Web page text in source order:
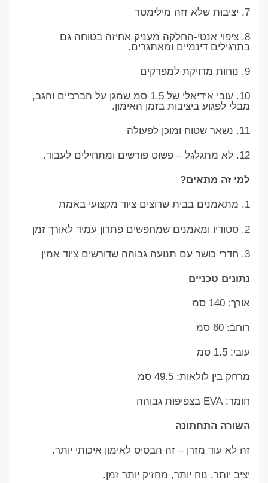
7. יציבות שלא זזה מילימטר
8. ציפוי אנטי-החלקה מעניק אחיזה בטוחה גם
בתרגילים דינמיים ומאתגרים.
9. נוחות מדויקת למפרקים
10. עובי אידיאלי של 1.5 סמ שמגן על הברכיים והגב,
מבלי לפגוע ביציבות בזמן האימון.
11. נשאר שטוח ומוכן לפעולה
12. לא מתגלגל – פשוט פורשים ומתחילים לעבוד.
למי זה מתאים?
1. מתאמנים בבית שרוצים ציוד מקצועי באמת
2. סטודיו ומאמנים שמחפשים פתרון עמיד לאורך זמן
3. חדרי כושר עם תנועה גבוהה שדורשים ציוד אמין
נתונים טכניים
אורך: 140 סמ
רוחב: 60 סמ
עובי: 1.5 סמ
מרחק בין לולאות: 49.5 סמ
חומר: EVA בצפיפות גבוהה
השורה התחתונה
זה לא עוד מזרן – זה הבסיס לאימון איכותי יותר.
יציב יותר, נוח יותר, מחזיק יותר זמן.